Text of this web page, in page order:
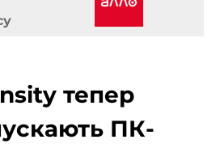
тепер
ПК-